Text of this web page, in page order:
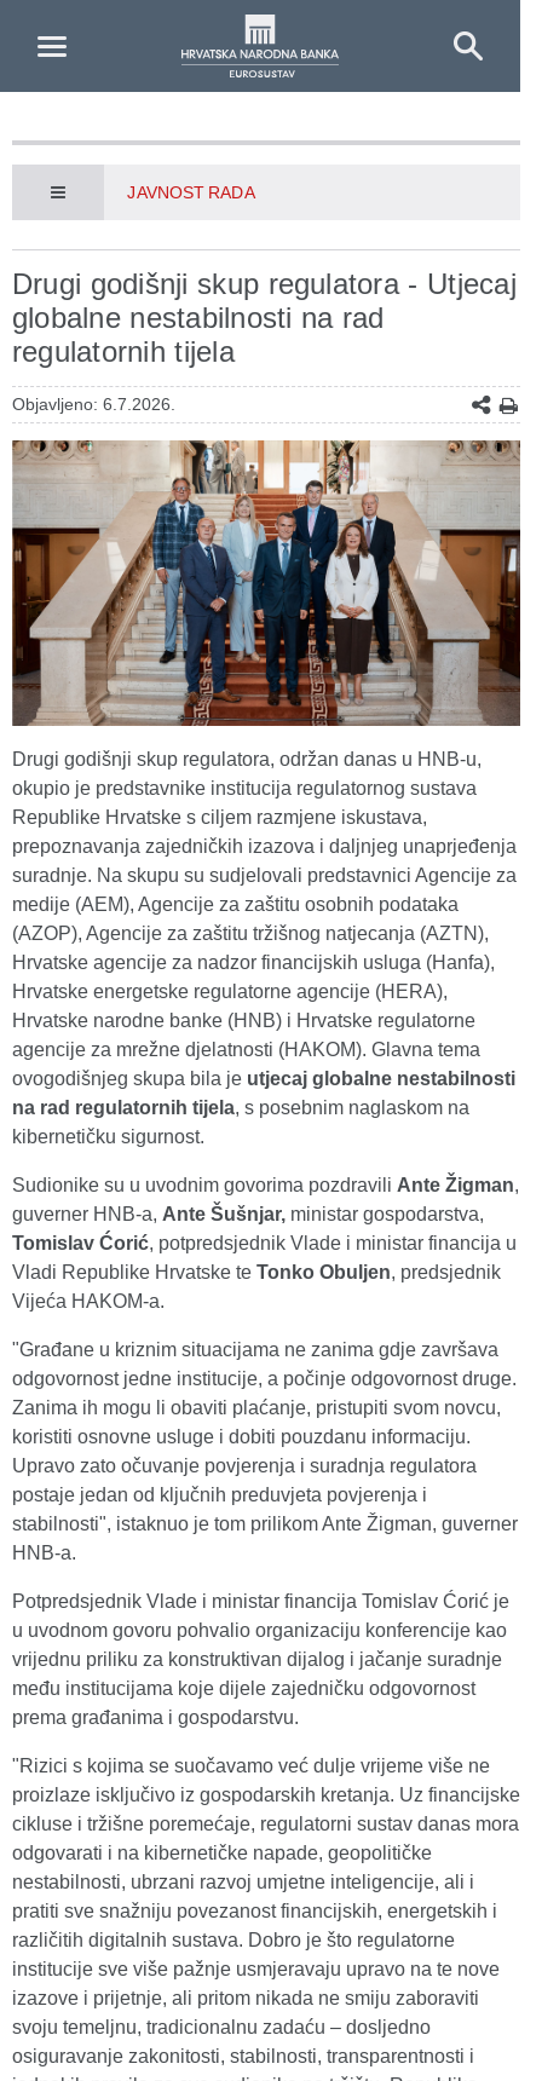
JAVNOST RADA
Drugi godišnji skup regulatora - Utjecaj
globalne nestabilnosti na rad
regulatornih tijela
Objavljeno: 6.7.2026.
Drugi godišnji skup regulatora, održan danas u HNB-u,
okupio je predstavnike institucija regulatornog sustava
Republike Hrvatske s ciljem razmjene iskustava,
prepoznavanja zajedničkih izazova i daljnjeg unaprjeđenja
suradnje. Na skupu su sudjelovali predstavnici Agencije za
medije (AEM), Agencije za zaštitu osobnih podataka
(AZOP), Agencije za zaštitu tržišnog natjecanja (AZTN),
Hrvatske agencije za nadzor financijskih usluga (Hanfa),
Hrvatske energetske regulatorne agencije (HERA),
Hrvatske narodne banke (HNB) i Hrvatske regulatorne
agencije za mrežne djelatnosti (HAKOM). Glavna tema
ovogodišnjeg skupa bila je utjecaj globalne nestabilnosti
na rad regulatornih tijela, s posebnim naglaskom na
kibernetičku sigurnost.
Sudionike su u uvodnim govorima pozdravili Ante Žigman,
guverner HNB-a, Ante Šušnjar, ministar gospodarstva,
Tomislav Ćorić, potpredsjednik Vlade i ministar financija u
Vladi Republike Hrvatske te Tonko Obuljen, predsjednik
Vijeća HAKOM-a.
"Građane u kriznim situacijama ne zanima gdje završava
odgovornost jedne institucije, a počinje odgovornost druge.
Zanima ih mogu li obaviti plaćanje, pristupiti svom novcu,
koristiti osnovne usluge i dobiti pouzdanu informaciju.
Upravo zato očuvanje povjerenja i suradnja regulatora
postaje jedan od ključnih preduvjeta povjerenja i
stabilnosti", istaknuo je tom prilikom Ante Žigman, guverner
HNB-a.
Potpredsjednik Vlade i ministar financija Tomislav Ćorić je
u uvodnom govoru pohvalio organizaciju konferencije kao
vrijednu priliku za konstruktivan dijalog i jačanje suradnje
među institucijama koje dijele zajedničku odgovornost
prema građanima i gospodarstvu.
"Rizici s kojima se suočavamo već dulje vrijeme više ne
proizlaze isključivo iz gospodarskih kretanja. Uz financijske
cikluse i tržišne poremećaje, regulatorni sustav danas mora
odgovarati i na kibernetičke napade, geopolitičke
nestabilnosti, ubrzani razvoj umjetne inteligencije, ali i
pratiti sve snažniju povezanost financijskih, energetskih i
različitih digitalnih sustava. Dobro je što regulatorne
institucije sve više pažnje usmjeravaju upravo na te nove
izazove i prijetnje, ali pritom nikada ne smiju zaboraviti
svoju temeljnu, tradicionalnu zadaću – dosljedno
osiguravanje zakonitosti, stabilnosti, transparentnosti i